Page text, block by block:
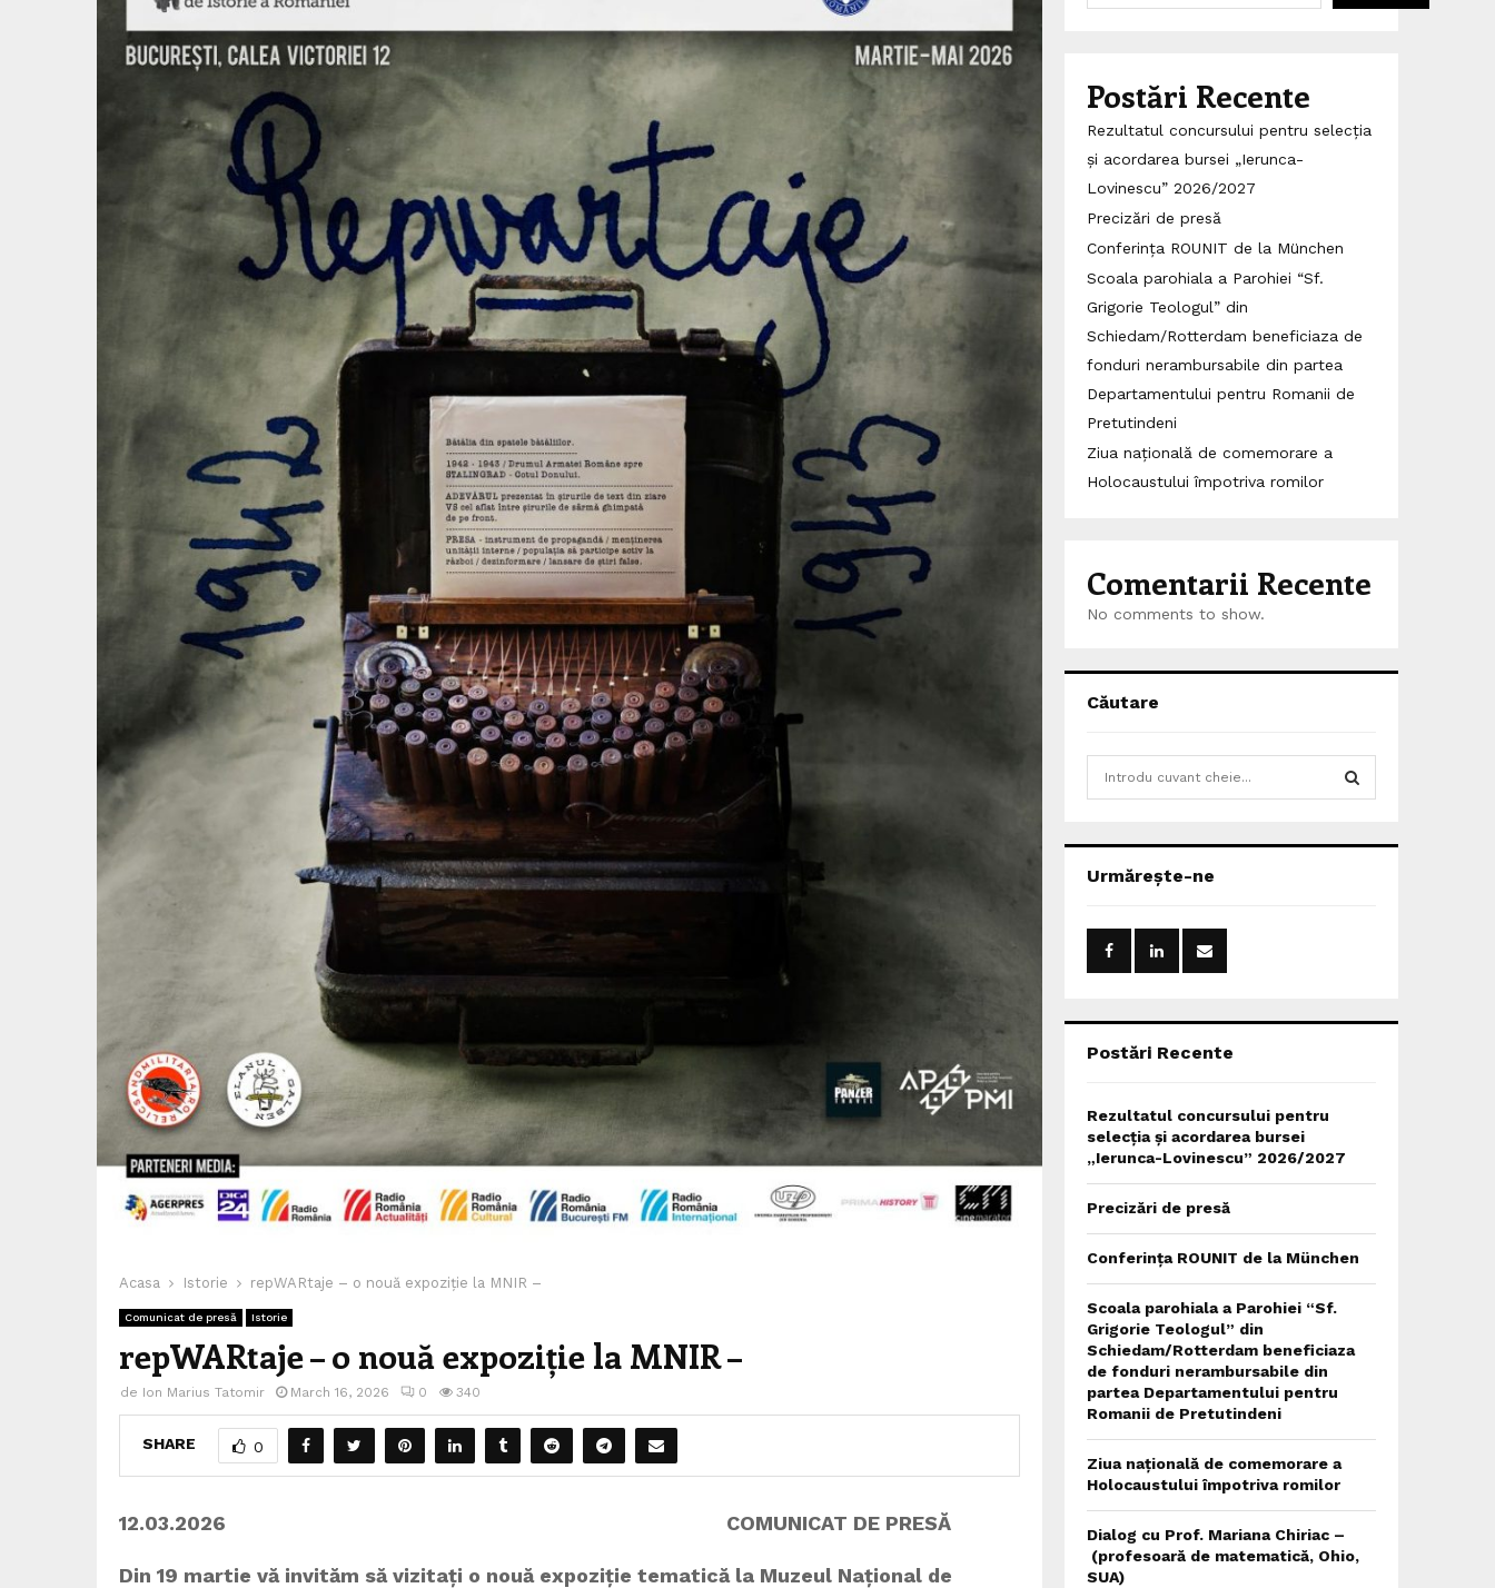
Acasa Istorie repWARtaje – o nouă expoziție la MNIR –
Comunicat de presă Istorie
repWARtaje – o nouă expoziție la MNIR –
de Ion Marius Tatomir March 16, 2026 0 340
SHARE 0
12.03.2026 COMUNICAT DE PRESĂ
Din 19 martie vă invităm să vizitați o nouă expoziție tematică la Muzeul Național de
Postări Recente
Rezultatul concursului pentru selecția
și acordarea bursei „Ierunca-
Lovinescu” 2026/2027
Precizări de presă
Conferința ROUNIT de la München
Scoala parohiala a Parohiei “Sf.
Grigorie Teologul” din
Schiedam/Rotterdam beneficiaza de
fonduri nerambursabile din partea
Departamentului pentru Romanii de
Pretutindeni
Ziua națională de comemorare a
Holocaustului împotriva romilor
Comentarii Recente
No comments to show.
Căutare
h
o
:
Urmărește-ne
Postări Recente
Rezultatul concursului pentru
selecția și acordarea bursei
„Ierunca-Lovinescu” 2026/2027
Precizări de presă
Conferința ROUNIT de la München
Scoala parohiala a Parohiei “Sf.
Grigorie Teologul” din
Schiedam/Rotterdam beneficiaza
de fonduri nerambursabile din
partea Departamentului pentru
Romanii de Pretutindeni
Ziua națională de comemorare a
Holocaustului împotriva romilor
Dialog cu Prof. Mariana Chiriac –
(profesoară de matematică, Ohio,
SUA)